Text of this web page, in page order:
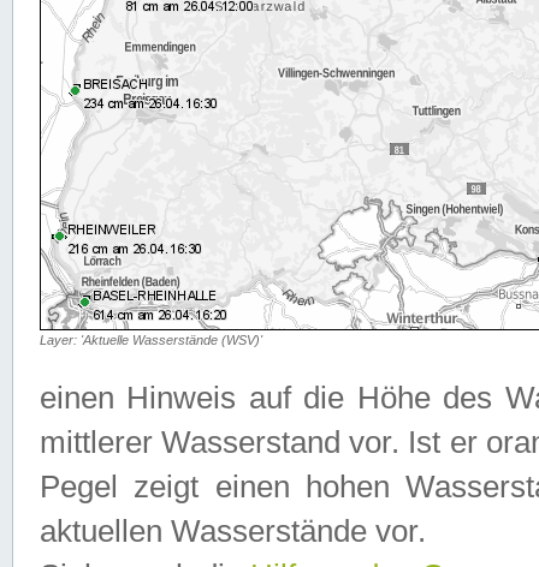
Layer: 'Aktuelle Wasserstände (WSV)'
einen Hinweis auf die Höhe des
mittlerer Wasserstand vor. Ist er
Pegel zeigt einen hohen
aktuellen Wasserstände vor.